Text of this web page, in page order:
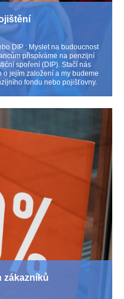
DIP : Myslet na budoucnost
přispíváme na penzijní
spoření (DIP). Stačí nás
o jejím založení a my budeme
fondu nebo pojišťovny.
zákazníků